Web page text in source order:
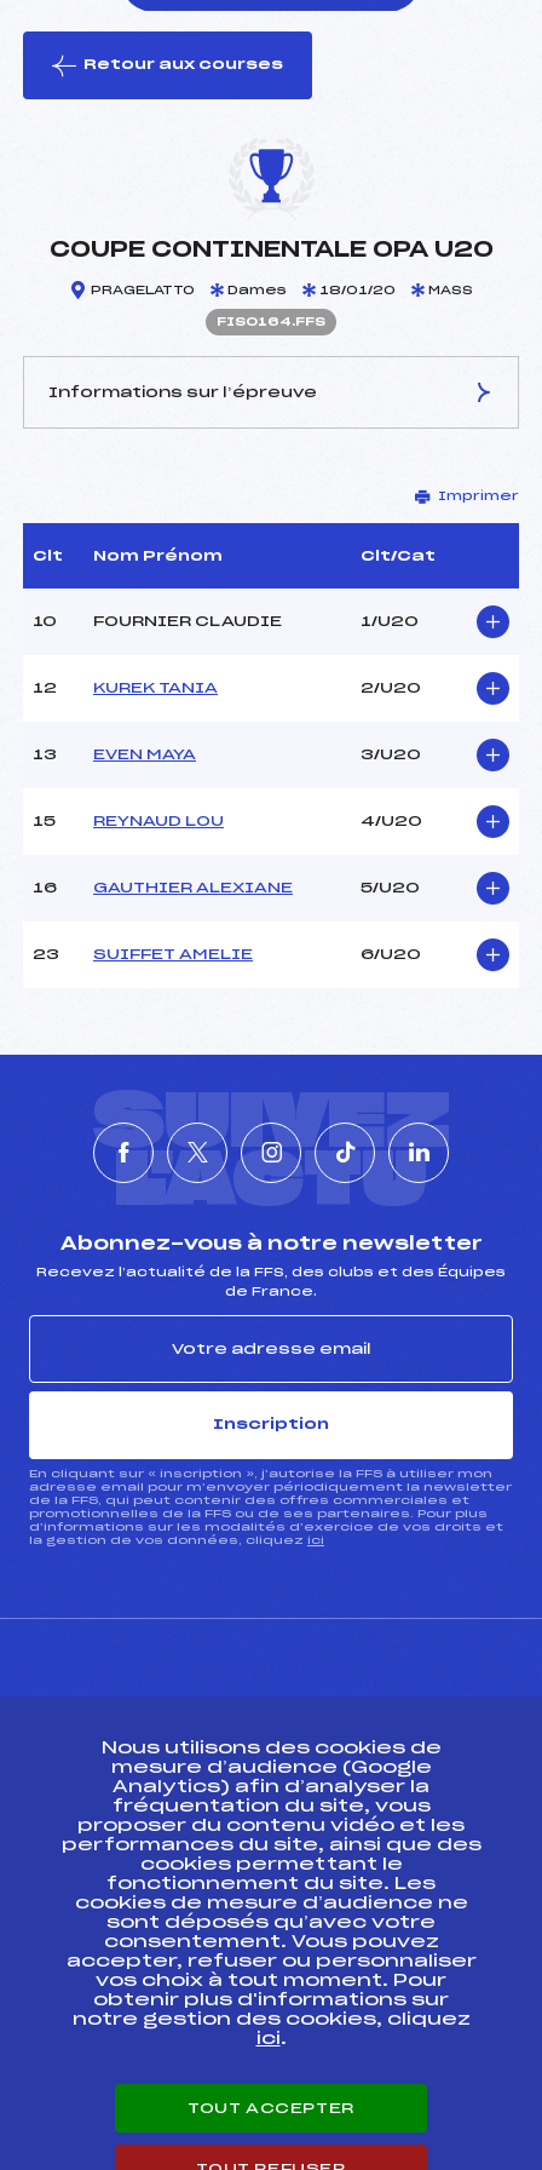
le ski
Retour aux courses
COUPE CONTINENTALE OPA U20
PRAGELATTO Dames 18/01/20 MASS
FIS0164.FFS
Informations sur l’épreuve
–
D.T Adjoint :
–
Dir. Epreuve :
PRAGELATTO
15 km
Point Bas :
1400
U20
Imprimer
Clt Nom Prénom Clt/Cat
10 FOURNIER CLAUDIE 1/U20
12 KUREK TANIA 2/U20
13 EVEN MAYA 3/U20
15 REYNAUD LOU 4/U20
16 GAUTHIER ALEXIANE 5/U20
23 SUIFFET AMELIE 6/U20
SUIVEZ
L'ACTU
Abonnez-vous à notre newsletter
Recevez l’actualité de la FFS, des clubs et des Équipes
de France.
Inscription
En cliquant sur « inscription », j’autorise la FFS à utiliser mon
adresse email pour m’envoyer périodiquement la newsletter
de la FFS, qui peut contenir des offres commerciales et
promotionnelles de la FFS ou de ses partenaires. Pour plus
d’informations sur les modalités d’exercice de vos droits et
la gestion de vos données, cliquez ici
Ressources
Pass’Neige
Projet sportif fédéral
Projet de performance fédéral
Antidopage
Pôle Développement, Formation, Suivi
Scientifique
Listes ministérielles
Pôle vie de l’athlète
Enseignement professionnel
Carrières
Nous utilisons des cookies de
mesure d’audience (Google
Analytics) afin d’analyser la
fréquentation du site, vous
proposer du contenu vidéo et les
performances du site, ainsi que des
cookies permettant le
fonctionnement du site. Les
cookies de mesure d’audience ne
sont déposés qu’avec votre
consentement. Vous pouvez
accepter, refuser ou personnaliser
vos choix à tout moment. Pour
obtenir plus d'informations sur
notre gestion des cookies, cliquez
ici.
TOUT ACCEPTER